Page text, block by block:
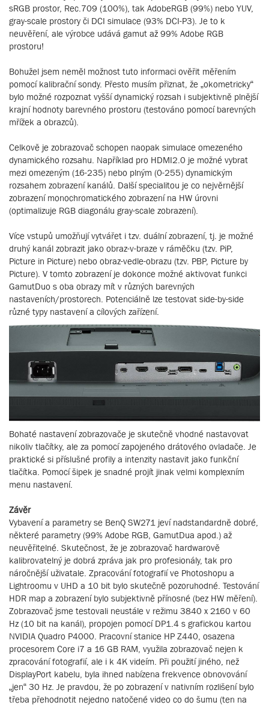
sRGB prostor, Rec.709 (100%), tak AdobeRGB (99%) nebo YUV,
gray-scale prostory či DCI simulace (93% DCI-P3). Je to k
neuvěření, ale výrobce udává gamut až 99% Adobe RGB
prostoru!
Bohužel jsem neměl možnost tuto informaci ověřit měřením
pomocí kalibrační sondy. Přesto musím přiznat, že „okometricky“
bylo možné rozpoznat vyšší dynamický rozsah i subjektivně plnější
krajní hodnoty barevného prostoru (testováno pomocí barevných
mřížek a obrazců).
Celkově je zobrazovač schopen naopak simulace omezeného
dynamického rozsahu. Například pro HDMI2.0 je možné vybrat
mezi omezeným (16-235) nebo plným (0-255) dynamickým
rozsahem zobrazení kanálů. Další specialitou je co nejvěrnější
zobrazení monochromatického zobrazení na HW úrovni
(optimalizuje RGB diagonálu gray-scale zobrazení).
Více vstupů umožňují vytvářet i tzv. duální zobrazení, tj. je možné
druhý kanál zobrazit jako obraz-v-braze v ráměčku (tzv. PiP,
Picture in Picture) nebo obraz-vedle-obrazu (tzv. PBP, Picture by
Picture). V tomto zobrazení je dokonce možné aktivovat funkci
GamutDuo s oba obrazy mít v různých barevných
nastaveních/prostorech. Potenciálně lze testovat side-by-side
různé typy nastavení a cílových zařízení.
Bohaté nastavení zobrazovače je skutečně vhodné nastavovat
nikoliv tlačítky, ale za pomocí zapojeného drátového ovladače. Je
praktické si příslušné profily a intenzity nastavit jako funkční
tlačítka. Pomocí šipek je snadné projít jinak velmi komplexním
menu nastavení.
Závěr
Vybavení a parametry se BenQ SW271 jeví nadstandardně dobré,
některé parametry (99% Adobe RGB, GamutDua apod.) až
neuvěřitelné. Skutečnost, že je zobrazovač hardwarově
kalibrovatelný je dobrá zpráva jak pro profesionály, tak pro
náročnější uživatale. Zpracování fotografií ve Photoshopu a
Lightroomu v UHD a 10 bit bylo skutečně pozoruhodné. Testování
HDR map a zobrazení bylo subjektivně přínosné (bez HW měření).
Zobrazovač jsme testovali neustále v režimu 3840 x 2160 v 60
Hz (10 bit na kanál), propojen pomocí DP1.4 s grafickou kartou
NVIDIA Quadro P4000. Pracovní stanice HP Z440, osazena
procesorem Core i7 a 16 GB RAM, využila zobrazovač nejen k
zpracování fotografií, ale i k 4K videím. Při použití jiného, než
DisplayPort kabelu, byla ihned nabízena frekvence obnovování
„jen“ 30 Hz. Je pravdou, že po zobrazení v nativním rozlišení bylo
třeba přehodnotit nejedno natočené video co do šumu (ten na